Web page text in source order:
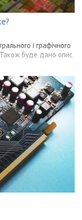
і графічного
буде дано опис